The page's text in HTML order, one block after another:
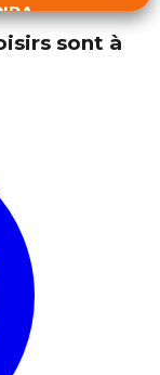
sont à